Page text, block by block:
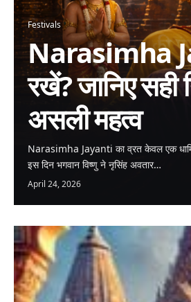
Festivals
Narasimha
रखें? जानिए सही
असली महत्व
Narasimha Jayanti का व्रत केवल एक
इस दिन भगवान विष्णु ने नृसिंह अवतार…
April 24, 2026